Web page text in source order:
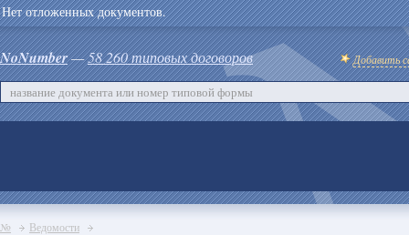
Нет отложенных документов.
NoNumber—58 260 типовых договоров Добавить
№ Ведомости